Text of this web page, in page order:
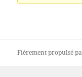
Fièrement propulsé